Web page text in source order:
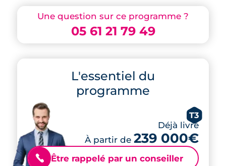
Une question sur ce programme ?
05 61 21 79 49
L'essentiel du
programme
T3
Déjà livré
À partir de 239 000€
📞 Être rappelé par un conseiller